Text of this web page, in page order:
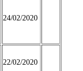
24/02/2020
22/02/2020